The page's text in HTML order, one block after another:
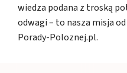
wiedza podana z troską
odwagi – to nasza misja
Porady-Poloznej.pl.